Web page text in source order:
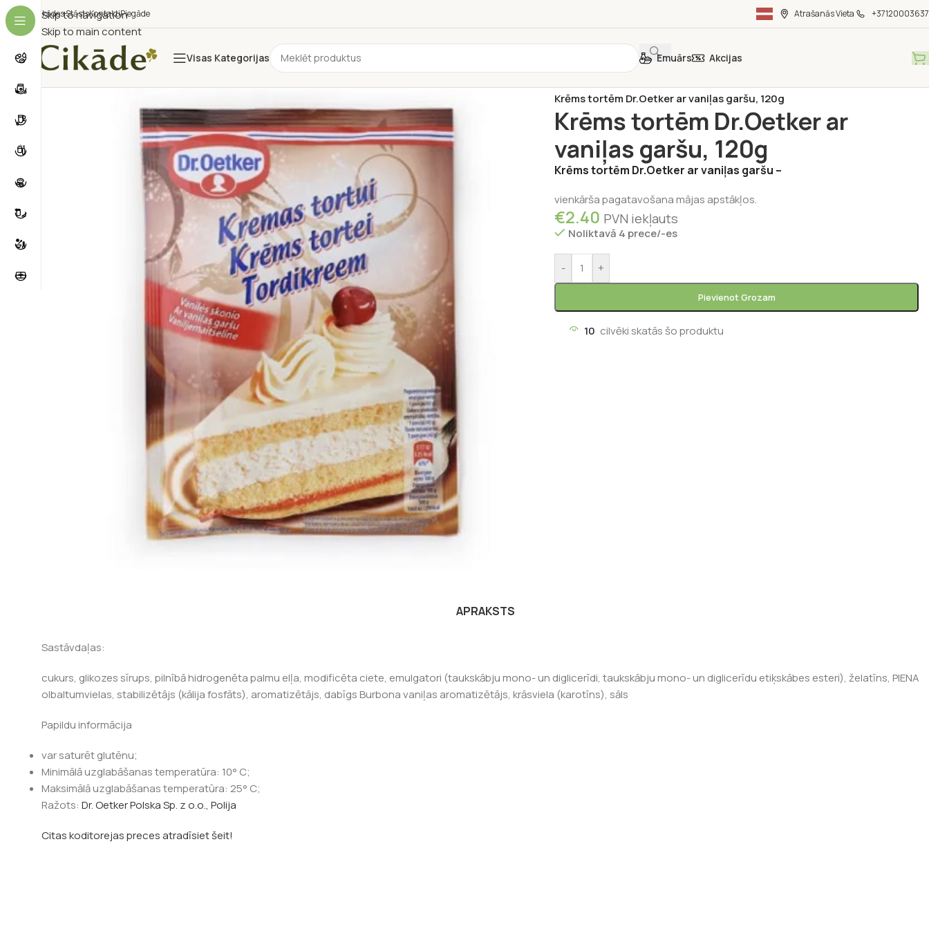
Skip to navigation
Skip to main content
Cikādes StāstsKontaktiPiegāde Atrašanās Vieta +37120003637
Visas Kategorijas Emuārs Akcijas
Krēms tortēm Dr.Oetker ar vaniļas garšu, 120g
Krēms tortēm Dr.Oetker ar
vaniļas garšu, 120g
Krēms tortēm Dr.Oetker ar vaniļas garšu –
vienkārša pagatavošana mājas apstākļos.
€2.40 PVN iekļauts
Noliktavā 4 prece/-es
- +
Pievienot Grozam
10 cilvēki skatās šo produktu
APRAKSTS
Sastāvdaļas:
cukurs, glikozes sīrups, pilnībā hidrogenēta palmu elļa, modificēta ciete, emulgatori (taukskābju mono- un diglicerīdi, taukskābju mono- un diglicerīdu etiķskābes esteri), želatīns, PIENA
olbaltumvielas, stabilizētājs (kālija fosfāts), aromatizētājs, dabīgs Burbona vaniļas aromatizētājs, krāsviela (karotīns), sāls
Papildu informācija
var saturēt glutēnu;
Minimālā uzglabāšanas temperatūra: 10° C;
Maksimālā uzglabāšanas temperatūra: 25° C;
Ražots: Dr. Oetker Polska Sp. z o.o., Polija
Citas koditorejas preces atradīsiet šeit!